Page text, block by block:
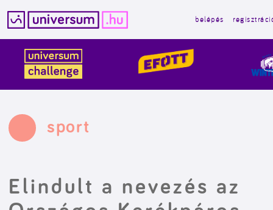
tartalomba
belépés
sport
Elindult a nevezés az